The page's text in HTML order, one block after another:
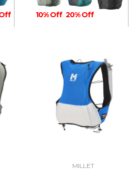
10% Off 20% Off
MILLET